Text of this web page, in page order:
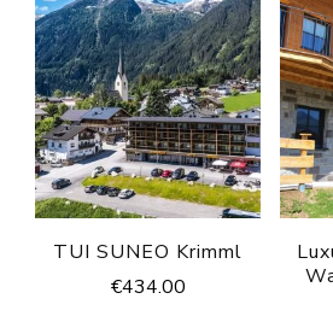
TUI SUNEO Krimml
€434.00